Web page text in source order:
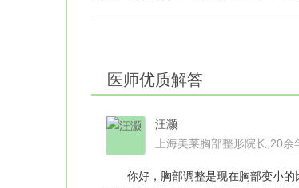
医师优质解答
汪灏
上海美莱胸部整形院长,20
你好，胸部调整是现在胸部变小的